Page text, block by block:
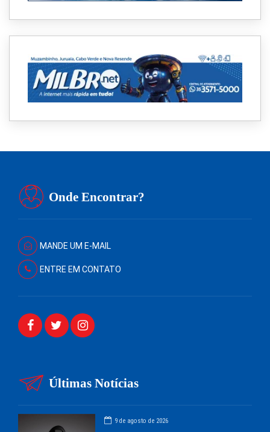
Onde Encontrar?
MANDE UM E-MAIL
ENTRE EM CONTATO
Últimas Notícias
9 de agosto de 2026